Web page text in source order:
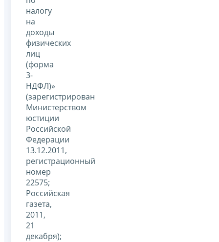
налогу
на
доходы
физических
лиц
(форма
3-
НДФЛ)»
(зарегистрирован
Министерством
юстиции
Российской
Федерации
13.12.2011,
регистрационный
номер
22575;
Российская
газета,
2011,
21
декабря);